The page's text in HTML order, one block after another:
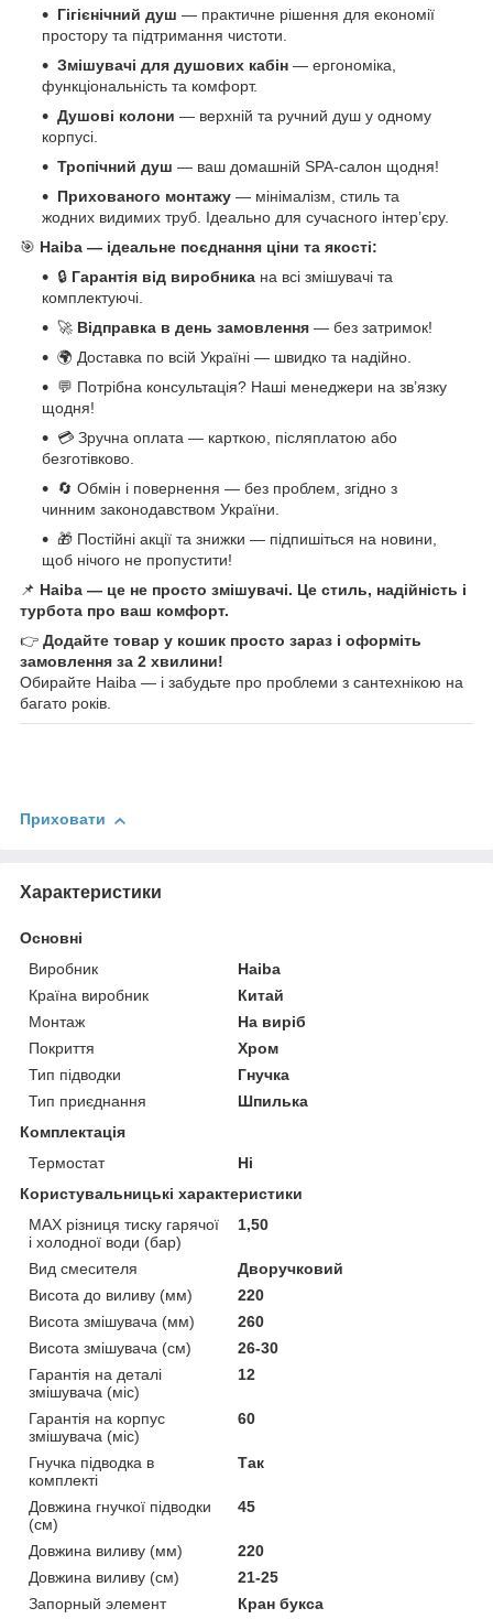
Гігієнічний душ — практичне рішення для економії
простору та підтримання чистоти.
Змішувачі для душових кабін — ергономіка,
функціональність та комфорт.
Душові колони — верхній та ручний душ у одному
корпусі.
Тропічний душ — ваш домашній SPA-салон щодня!
Прихованого монтажу — мінімалізм, стиль та
жодних видимих труб. Ідеально для сучасного інтер’єру.
🎯 Haiba — ідеальне поєднання ціни та якості:
🔒 Гарантія від виробника на всі змішувачі та
комплектуючі.
🚀 Відправка в день замовлення — без затримок!
🌍 Доставка по всій Україні — швидко та надійно.
💬 Потрібна консультація? Наші менеджери на зв’язку
щодня!
💳 Зручна оплата — карткою, післяплатою або
безготівково.
🔄 Обмін і повернення — без проблем, згідно з
чинним законодавством України.
🎁 Постійні акції та знижки — підпишіться на новини,
щоб нічого не пропустити!
📌 Haiba — це не просто змішувачі. Це стиль, надійність і
турбота про ваш комфорт.
👉 Додайте товар у кошик просто зараз і оформіть
замовлення за 2 хвилини!
Обирайте Haiba — і забудьте про проблеми з сантехнікою на
багато років.
Приховати
Характеристики
Основні
Виробник
Haiba
Країна виробник
Китай
Монтаж
На виріб
Покриття
Хром
Тип підводки
Гнучка
Тип приєднання
Шпилька
Комплектація
Термостат
Ні
Користувальницькі характеристики
MAX різниця тиску гарячої
і холодної води (бар)
1,50
Вид смесителя
Дворучковий
Висота до виливу (мм)
220
Висота змішувача (мм)
260
Висота змішувача (см)
26-30
Гарантія на деталі
змішувача (міс)
12
Гарантія на корпус
змішувача (міс)
60
Гнучка підводка в
комплекті
Так
Довжина гнучкої підводки
(см)
45
Довжина виливу (мм)
220
Довжина виливу (см)
21-25
Запорный элемент
Кран букса